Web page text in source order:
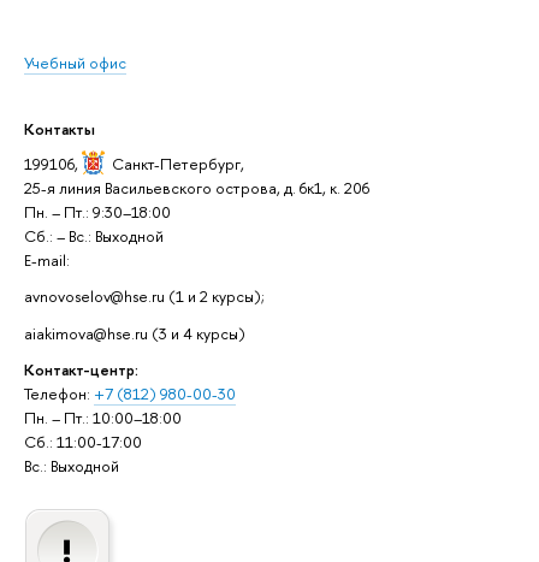
Учебный офис
Контакты
199106,
Санкт-Петербург,
25-я линия Васильевского острова, д. 6к1, к. 206
Пн. – Пт.: 9:30–18:00
Сб.: – Вс.: Выходной
E-mail:
avnovoselov@hse.ru (1 и 2 курсы);
aiakimova@hse.ru (3 и 4 курсы)
Контакт-центр:
Телефон: +7 (812) 980-00-30
Пн. – Пт.: 10:00–18:00
Сб.: 11:00-17:00
Вс.: Выходной